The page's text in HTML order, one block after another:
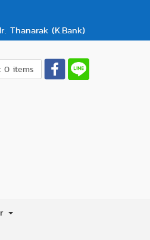
Thanarak (K.Bank)
0 items